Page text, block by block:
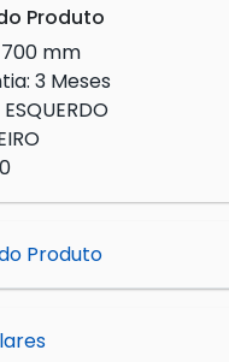
Produto
mm
3 Meses
Produto